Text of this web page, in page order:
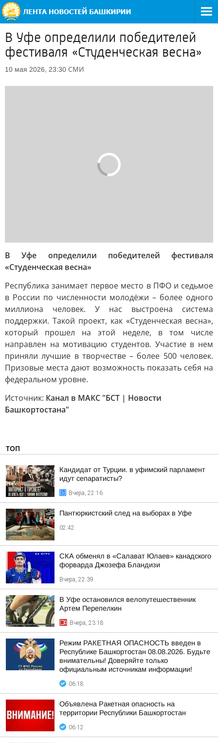
В Уфе определили победителей
фестиваля «Студенческая весна»
10 мая 2026, 23:30 СМИ
В Уфе определили победителей фестиваля
«Студенческая весна»
Республика занимает первое место в ПФО и седьмое
в России по численности молодёжи – более одного
миллиона человек. У нас выстроена система
поддержки. Такой проект, как «Студенческая весна»,
который прошел на этой неделе, в том числе
направлен на мотивацию студентов. Участие в нем
приняли лучшие в творчестве – более 500 человек.
Призовые места дают возможность показать себя на
федеральном уровне.
Источник: Канал в МАКС "БСТ | Новости
Башкортостана"
ТОП
Кандидат от Турции. в уфимский парламент
идут сепаратисты?
Вчера, 22:16
Пантюркистский след на выборах в Уфе
02:42
СКА обменял в «Салават Юлаев» канадского
форварда Джозефа Бландизи
Вчера, 22:39
В Уфе остановился велопутешественник
Артем Перепелкин
Вчера, 23:18
Режим РАКЕТНАЯ ОПАСНОСТЬ введен в
Республике Башкортостан 08.08.2026. Будьте
внимательны! Доверяйте только
официальным источникам информации!
06:18
Объявлена Ракетная опасность на
территории Республики Башкортостан
06:12